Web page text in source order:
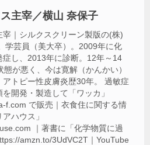
主宰／横山 奈保子
宰｜シルクスクリーン製版の(株)
学芸員（美大卒）。2009年に化
症し、2013年に診断。12年～14
が悪く、今は寛解（かんかい）
アトピー性皮膚炎歴30年。 過敏症
開発・製造して「ワッカ」
f.com で販売｜衣食住に関する情
ハウス」
｜著書に「化学物質に過
amzn.to/3UdVC2T｜YouTube